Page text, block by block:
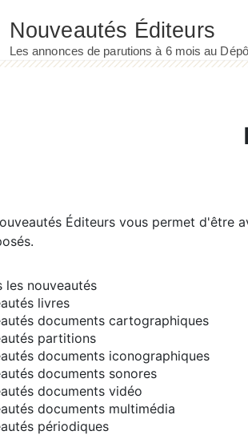
Éditeurs vous permet d'être
les nouveautés
livres
documents cartographiques
partitions
documents iconographiques
documents sonores
documents vidéo
documents multimédia
périodiques